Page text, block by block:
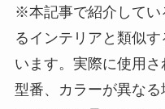
※本記事で紹介してい
るインテリアと類似
います。実際に使用
型番、カラーが異な